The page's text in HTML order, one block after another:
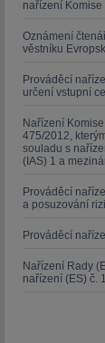
nařízení Komise
Oznámení
věstníku
Prováděcí
určení vstupní
Nařízení
475/2012,
souladu s
(IAS) 1 a
Prováděcí
a posuzování
Prováděcí
Nařízení Rady
nařízení (ES) č.
Nielsen